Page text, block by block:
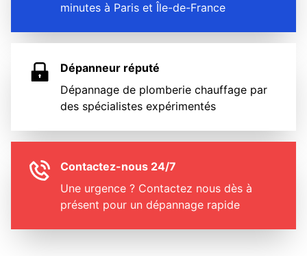
minutes à Paris et Île-de-France
Dépanneur réputé
Dépannage de plomberie chauffage par
des spécialistes expérimentés
Contactez-nous 24/7
Une urgence ? Contactez nous dès à
présent pour un dépannage rapide